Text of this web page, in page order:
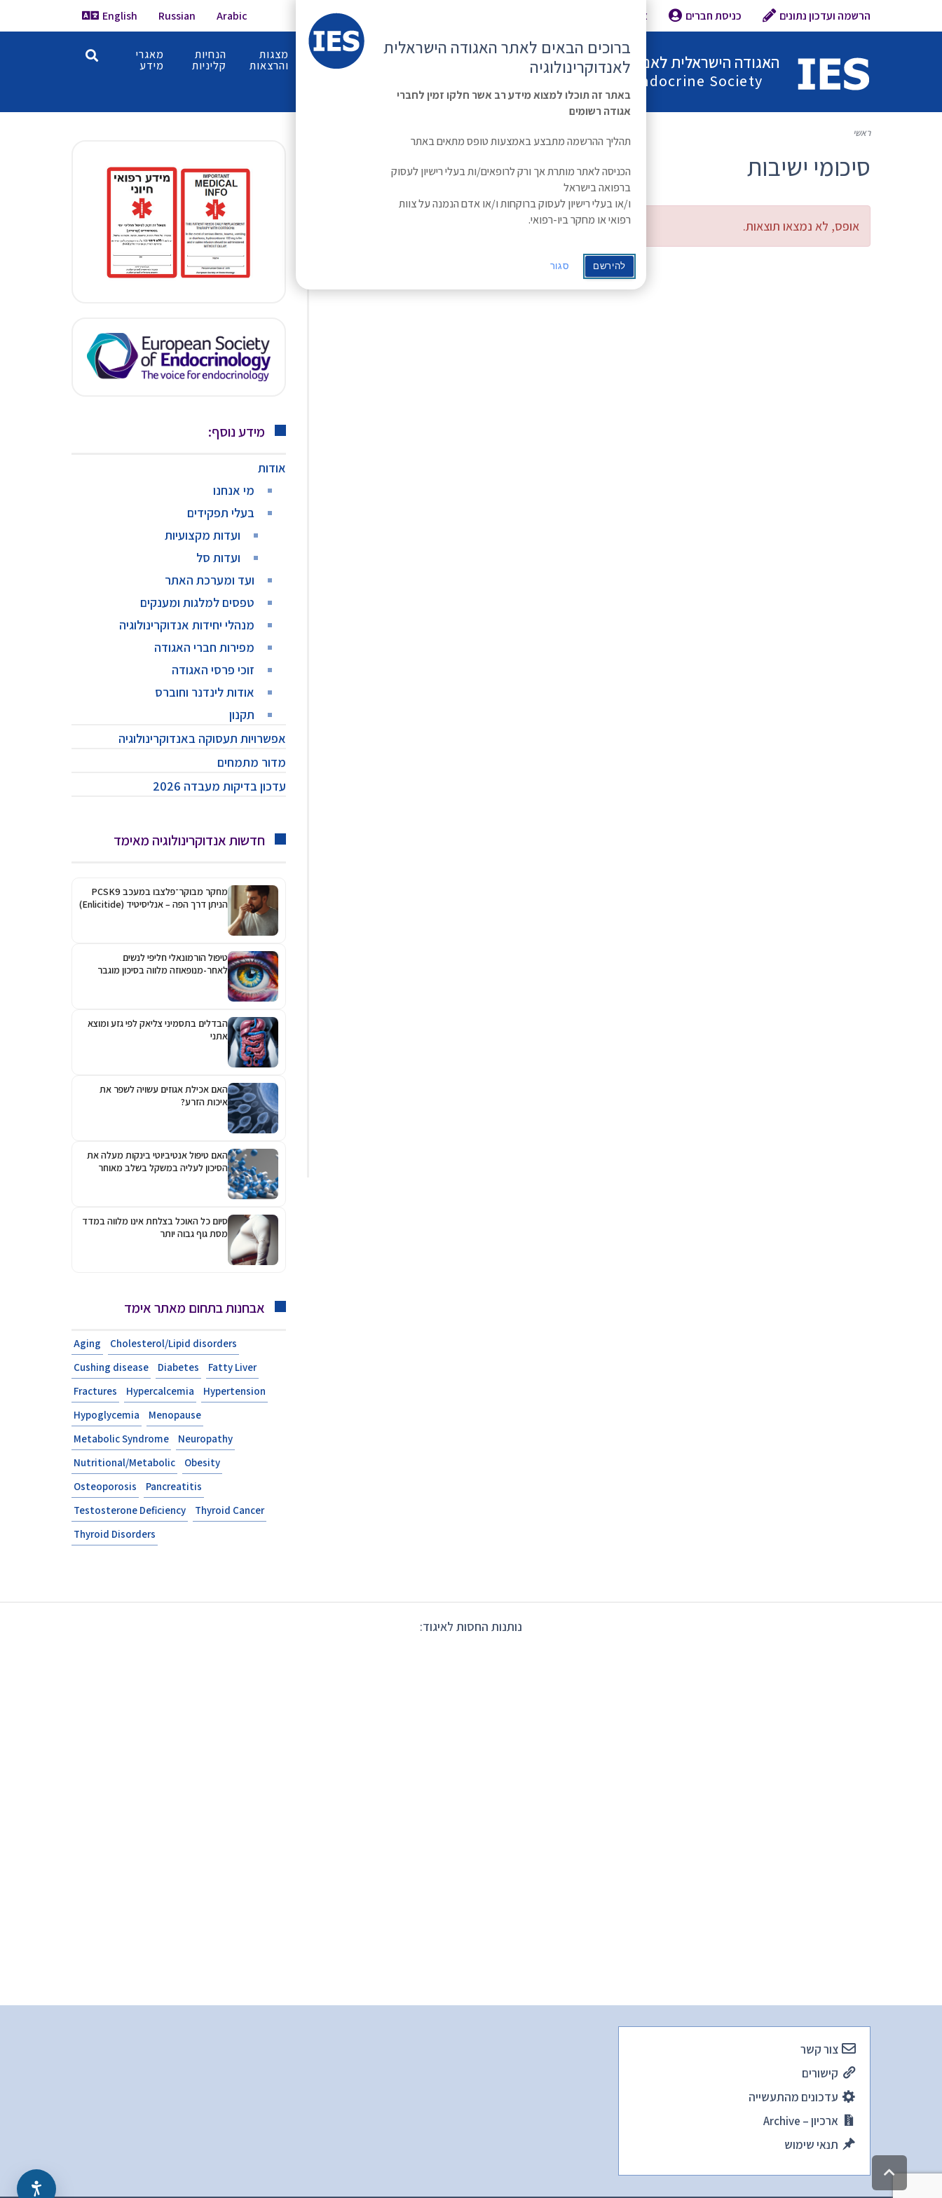
הרשמה ועדכון נתונים כניסת חברים צור קשר Arabic
Russian
English
האגודה הישראלית לאנדוקרינולוגיה
Israel Endocrine Society
ראשי משולחן מפגשים קורס
מתקדם
מצגות
והרצאות
הנחיות
קליניות
מאגרי
מידע
ראשי
סיכומי ישיבות
אופס, לא נמצאו תוצאות.
מידע נוסף:
אודות
מי אנחנו
בעלי תפקידים
ועדות מקצועיות
ועדות סל
ועד ומערכת האתר
טפסים למלגות ומענקים
מנהלי יחידות אנדוקרינולוגיה
מפירות חברי האגודה
זוכי פרסי האגודה
אודות לינדנר וחוברס
תקנון
אפשרויות תעסוקה באנדוקרינולוגיה
מדור מתמחים
עדכון בדיקות מעבדה 2026
חדשות אנדוקרינולוגיה מאימד
מחקר מבוקר־פלצבו במעכב PCSK9
הניתן דרך הפה – אנליסיטיד (Enlicitide)
טיפול הורמונאלי חליפי לנשים
לאחר-מנופאוזה מלווה בסיכון מוגבר
הבדלים בתסמיני צליאק לפי גזע ומוצא
אתני
האם אכילת אגוזים עשויה לשפר את
איכות הזרע?
האם טיפול אנטיביוטי בינקות מעלה את
הסיכון לעליה במשקל בשלב מאוחר
סיום כל האוכל בצלחת אינו מלווה במדד
מסת גוף גבוה יותר
אבחנות בתחום מאתר אימד
Aging
Cholesterol/Lipid disorders
Cushing disease
Diabetes
Fatty Liver
Fractures
Hypercalcemia
Hypertension
Hypoglycemia
Menopause
Metabolic Syndrome
Neuropathy
Nutritional/Metabolic
Obesity
Osteoporosis
Pancreatitis
Testosterone Deficiency
Thyroid Cancer
Thyroid Disorders
נותנות החסות לאיגוד:
צור קשר
קישורים
עדכונים מהתעשייה
ארכיון – Archive
תנאי שימוש
גלילה
לראש
ברוכים הבאים לאתר האגודה הישראלית
לאנדוקרינולוגיה
באתר זה תוכלו למצוא מידע רב אשר חלקו זמין לחברי
אגודה רשומים
תהליך ההרשמה מתבצע באמצעות טופס מתאים באתר
הכניסה לאתר מותרת אך ורק לרופאים/ות בעלי רישיון לעסוק
ברפואה בישראל
ו/או בעלי רישיון לעסוק ברוקחות ו/או אדם הנמנה על צוות
רפואי או מחקר ביו-רפואי.
להירשם סגור